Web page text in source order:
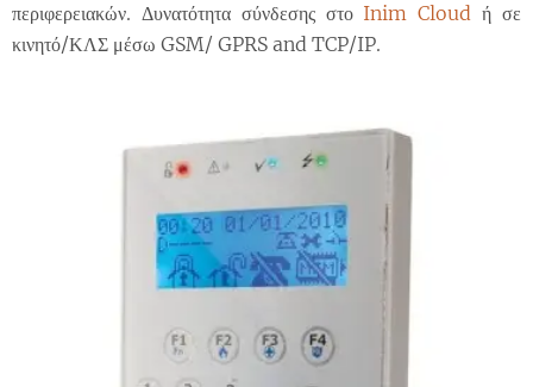
περιφερειακών. Δυνατότητα σύνδεσης στο Inim Cloud ή σε
κινητό/ΚΛΣ μέσω GSM/ GPRS and TCP/IP.